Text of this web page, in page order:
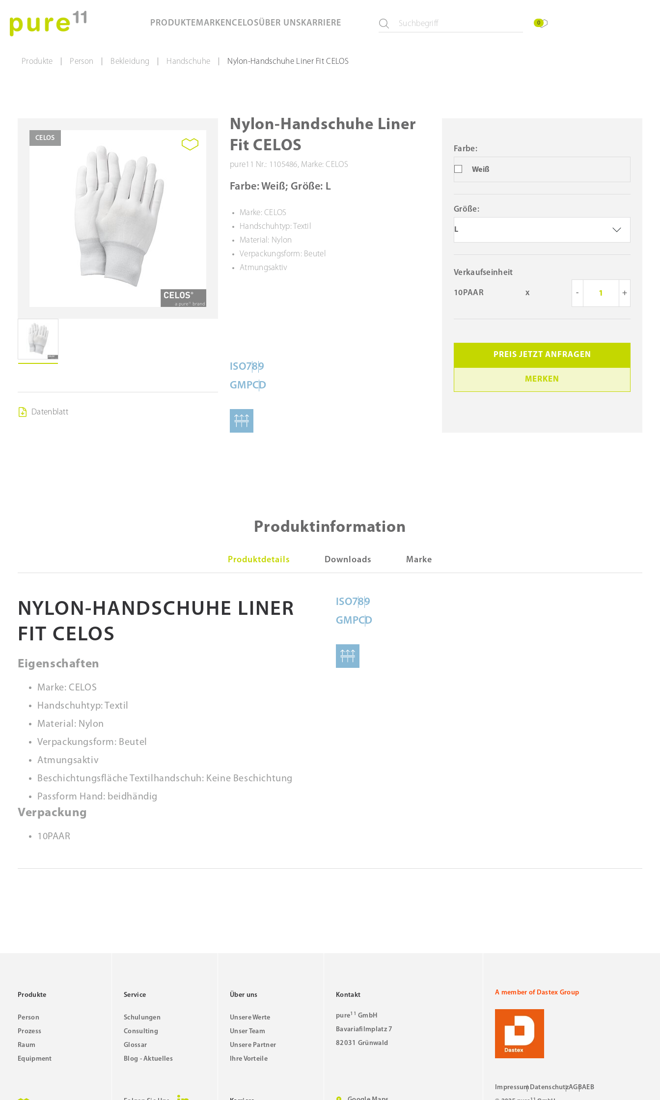
PRODUKTEMARKENCELOSÜBER UNS KARRIERE 0
Produkte Person Bekleidung Handschuhe Nylon-Handschuhe Liner Fit CELOS
CELOS
Datenblatt
Nylon-Handschuhe Liner
Fit CELOS
pure11 Nr.: 1105486, Marke: CELOS
Farbe: Weiß; Größe: L
Marke: CELOS
Handschuhtyp: Textil
Material: Nylon
Verpackungsform: Beutel
Atmungsaktiv
ISO789
GMPCD
Weiß
Farbe:
L
Größe:
Verkaufseinheit
10PAAR x - +
PREIS JETZT ANFRAGEN
MERKEN
Produktinformation
Produktdetails Downloads Marke
NYLON-HANDSCHUHE LINER
FIT CELOS
Eigenschaften
Marke: CELOS
Handschuhtyp: Textil
Material: Nylon
Verpackungsform: Beutel
Atmungsaktiv
Beschichtungsfläche Textilhandschuh: Keine Beschichtung
Passform Hand: beidhändig
Verpackung
10PAAR
ISO789
GMPCD
Produkte
Person
Prozess
Raum
Equipment
Service
Schulungen
Consulting
Glossar
Blog - Aktuelles
Über uns
Unsere Werte
Unser Team
Unsere Partner
Ihre Vorteile
Kontakt
pure11 GmbH
Bavariafilmplatz 7
82031 Grünwald
A member of Dastex Group
Impressum DatenschutzAGBAEB